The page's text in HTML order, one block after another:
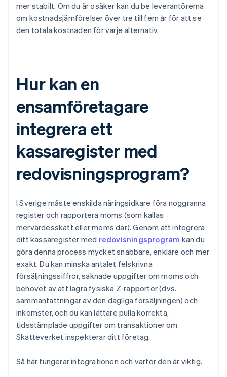
mer stabilt. Om du är osäker kan du be leverantörerna
om kostnadsjämförelser över tre till fem år för att se
den totala kostnaden för varje alternativ.
Hur kan en
ensamföretagare
integrera ett
kassaregister med
redovisningsprogram?
I Sverige måste enskilda näringsidkare föra noggranna
register och rapportera moms (som kallas
mervärdesskatt eller moms där). Genom att integrera
ditt kassaregister med redovisningsprogram kan du
göra denna process mycket snabbare, enklare och mer
exakt. Du kan minska antalet felskrivna
försäljningssiffror, saknade uppgifter om moms och
behovet av att lagra fysiska Z-rapporter (dvs.
sammanfattningar av den dagliga försäljningen) och
inkomster, och du kan lättare pulla korrekta,
tidsstämplade uppgifter om transaktioner om
Skatteverket inspekterar ditt företag.
Så här fungerar integrationen och varför den är viktig.